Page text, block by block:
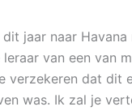
jaar naar Havana
van een van
verzekeren dat dit
was. Ik zal je